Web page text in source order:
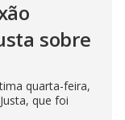
sobre
quarta-feira,
que foi